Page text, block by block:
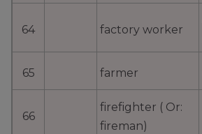
64 factory worker
65 farmer
66
firefighter ( Or:
fireman)